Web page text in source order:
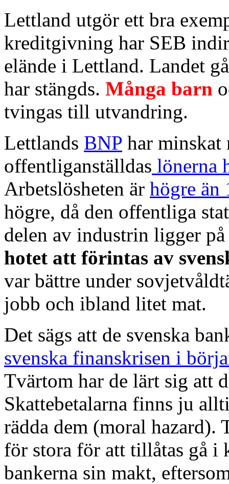
Lettland utgör ett bra
kreditgivning har SEB
elände i Lettland. Landet
har stängds. Många barn
tvingas till utvandring.
Lettlands BNP har minskat
offentliganställdas lönerna
Arbetslösheten är högre än
högre, då den offentliga
delen av industrin ligger
hotet att förintas av
var bättre under
jobb och ibland litet mat.
Det sägs att de svenska
svenska finanskrisen i
Tvärtom har de lärt sig att
Skattebetalarna finns ju
rädda dem (moral
för stora för att tillåtas gå
bankerna sin makt,